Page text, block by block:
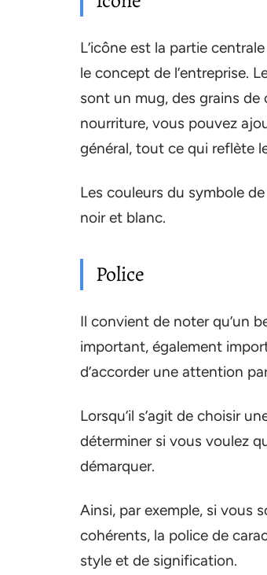
L’icône est la partie
le concept de l’entreprise.
sont un mug, des grains de
nourriture, vous pouvez
général, tout ce qui reflète
Les couleurs du symbole
noir et blanc.
Police
Il convient de noter qu’un
important, également
d’accorder une attention
Lorsqu’il s’agit de choisir
déterminer si vous voulez
démarquer.
Ainsi, par exemple, si vous
cohérents, la police de
style et de signification.